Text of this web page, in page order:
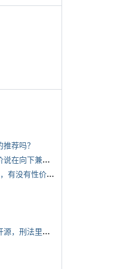
荐吗？
*
投入了很多精力经营的一段感情，被女方评价说在向下兼容我，感觉有点破防
*
想请教有经验的蛋友，想给媳妇7夕买个跳蛋，有没有性价比高的推荐
*
有啥搞钱的路子吗，开源节流都行，主要是开源，刑法里的咱不做